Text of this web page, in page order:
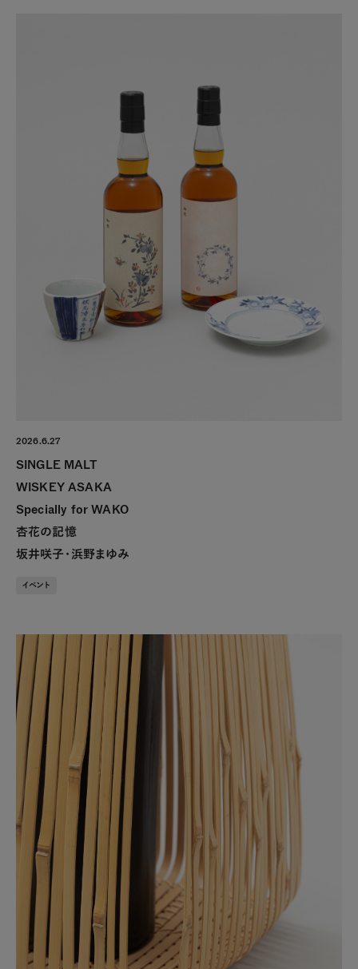
2026.6.27
SINGLE MALT
WISKEY ASAKA
Specially for WAKO
杏花の記憶
坂井咲子・浜野まゆみ
イベント